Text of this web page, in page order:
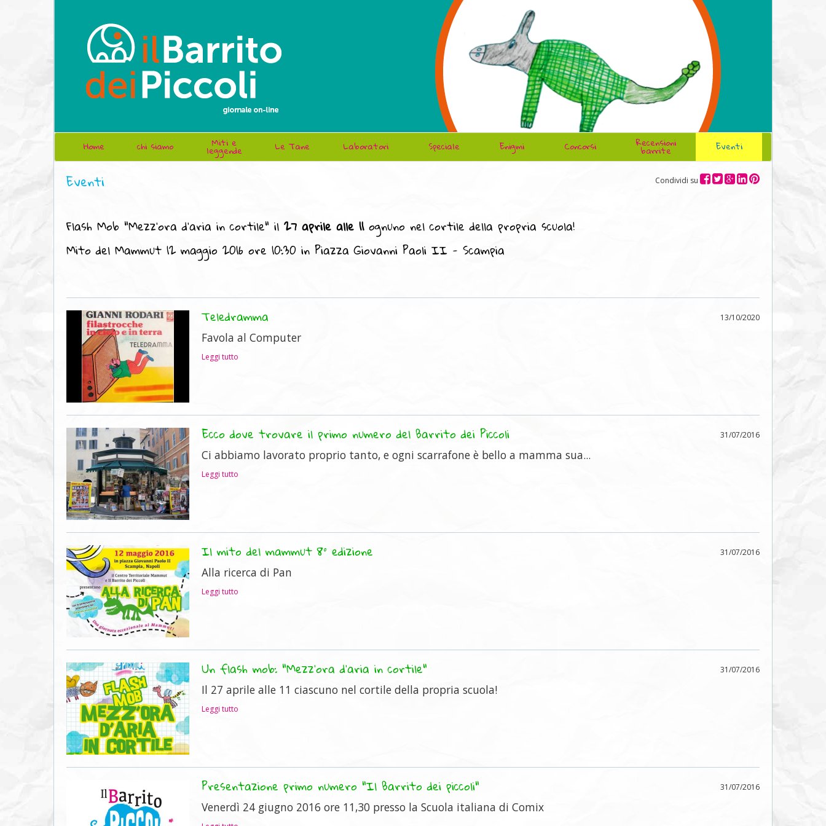
Home chi siamo Miti e
leggende Le Tane Laboratori Speciale Enigmi Concorsi Recensioni
barrite Eventi
Condividi su
Eventi
Flash Mob "Mezz'ora d'aria in cortile" il 27 aprile alle 11ognuno nel cortile della propria scuola!
Mito del Mammut 12 maggio 2016 ore 10:30 in Piazza Giovanni Paoli II - Scampia
13/10/2020
Teledramma
Favola al Computer
Leggi tutto
31/07/2016
Ecco dove trovare il primo numero del Barrito dei Piccoli
Ci abbiamo lavorato proprio tanto, e ogni scarrafone è bello a mamma sua...
Leggi tutto
31/07/2016
Il mito del mammut 8° edizione
Alla ricerca di Pan
Leggi tutto
31/07/2016
Un flash mob: "Mezz'ora d'aria in cortile"
Il 27 aprile alle 11 ciascuno nel cortile della propria scuola!
Leggi tutto
31/07/2016
Presentazione primo numero "Il Barrito dei piccoli"
Venerdì 24 giugno 2016 ore 11,30 presso la Scuola italiana di Comix